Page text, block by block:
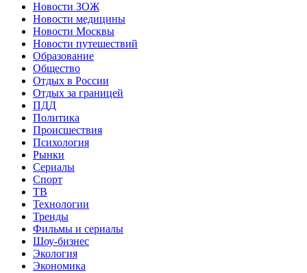
Новости ЗОЖ
Новости медицины
Новости Москвы
Новости путешествий
Образование
Общество
Отдых в России
Отдых за границей
ПДД
Политика
Происшествия
Психология
Рынки
Сериалы
Спорт
ТВ
Технологии
Тренды
Фильмы и сериалы
Шоу-бизнес
Экология
Экономика